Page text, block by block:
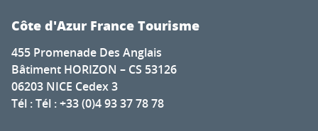
Côte d'Azur France Tourisme
455 Promenade Des Anglais
Bâtiment HORIZON – CS 53126
06203 NICE Cedex 3
Tél : Tél : +33 (0)4 93 37 78 78